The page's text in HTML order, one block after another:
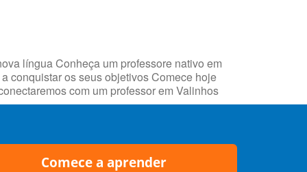
língua Conheça um professore nativo em
conquistar os seus objetivos Comece hoje
com um professor em Valinhos
Comece a aprender